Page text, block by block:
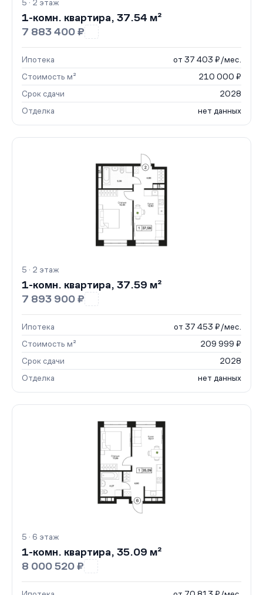
5 · 2 этаж
1-комн. квартира, 37.54 м²
7 883 400 ₽
Ипотека
от 37 403 ₽/мес.
Стоимость м²
210 000 ₽
Срок сдачи
2028
Отделка
нет данных
5 · 2 этаж
1-комн. квартира, 37.59 м²
7 893 900 ₽
Ипотека
от 37 453 ₽/мес.
Стоимость м²
209 999 ₽
Срок сдачи
2028
Отделка
нет данных
5 · 6 этаж
1-комн. квартира, 35.09 м²
8 000 520 ₽